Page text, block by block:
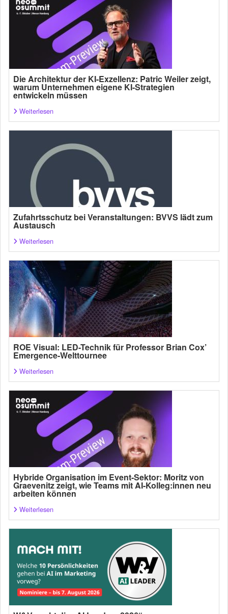
Die Architektur der KI-Exzellenz: Patric Weiler zeigt,
warum Unternehmen eigene KI-Strategien
entwickeln müssen
Weiterlesen
Zufahrtsschutz bei Veranstaltungen: BVVS lädt zum
Austausch
Weiterlesen
ROE Visual: LED-Technik für Professor Brian Cox’
Emergence-Welttournee
Weiterlesen
Hybride Organisation im Event-Sektor: Moritz von
Graevenitz zeigt, wie Teams mit AI-Kolleg:innen neu
arbeiten können
Weiterlesen